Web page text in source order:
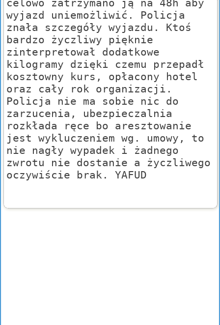
celowo zatrzymano ją na 48h aby
wyjazd uniemożliwić. Policja
znała szczegóły wyjazdu. Ktoś
bardzo życzliwy pięknie
zinterpretował dodatkowe
kilogramy dzięki czemu przepadł
kosztowny kurs, opłacony hotel
oraz cały rok organizacji.
Policja nie ma sobie nic do
zarzucenia, ubezpieczalnia
rozkłada ręce bo aresztowanie
jest wykluczeniem wg. umowy, to
nie nagły wypadek i żadnego
zwrotu nie dostanie a życzliwego
oczywiście brak. YAFUD